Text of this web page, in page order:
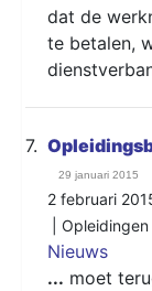
dat de
te betalen,
7.
29 januari 2015
2 februari
Opleidingen
Nieuws
... moet